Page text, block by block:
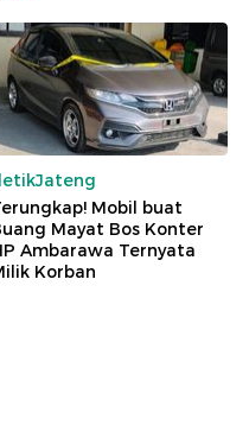
Mobil buat
Mayat Bos Konter
Ambarawa Ternyata
Korban